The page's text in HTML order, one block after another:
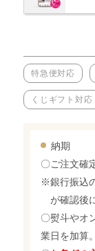
特急便対応
くじギフト対応
納期
〇ご注文確
※銀行振込
が確認後
〇熨斗やオ
業日を加算。